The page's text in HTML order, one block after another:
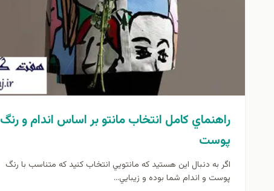
راهنماي كامل انتخاب مانتو بر اساس اندام و رنگ
پوست
اگر به دنبال اين هستيد كه مانتويي انتخاب كنيد كه متناسب با رنگ
پوست و اندام شما بوده و زيبايي...